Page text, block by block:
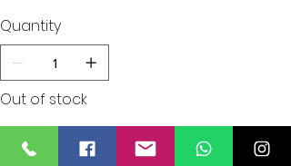
Quantity
Out of stock
Notify When Available